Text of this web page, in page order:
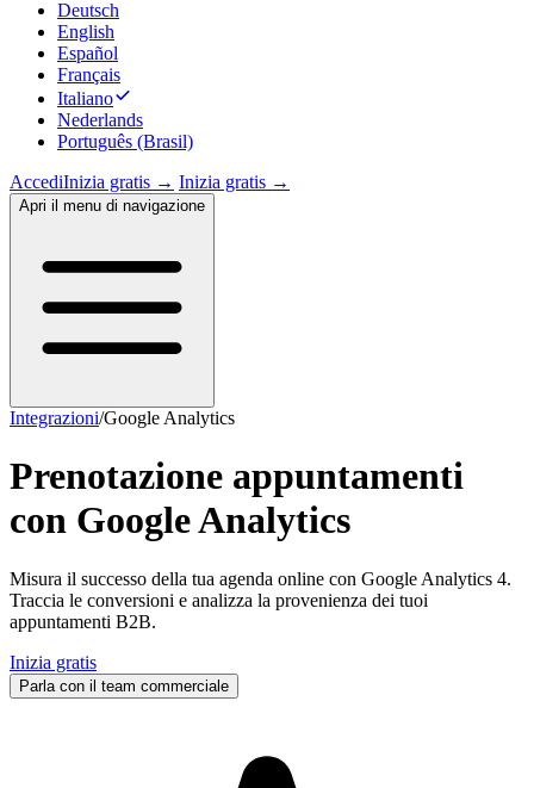
Deutsch
English
Español
Français
Italiano
Nederlands
Português (Brasil)
AccediInizia gratis → Inizia gratis →
Apri il menu di navigazione
Integrazioni/Google Analytics
Prenotazione appuntamenti
con Google Analytics
Misura il successo della tua agenda online con Google Analytics 4.
Traccia le conversioni e analizza la provenienza dei tuoi
appuntamenti B2B.
Inizia gratis
Parla con il team commerciale